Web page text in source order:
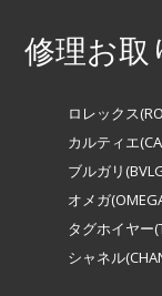
修理お取
ロレックス
カルティエ
ブルガリ
オメガ
タグホイヤー
シャネル